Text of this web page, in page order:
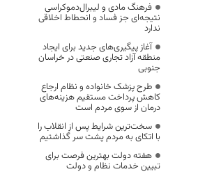
فرهنگ مادی و لیبرال‌دموکراسی
نتیجه‌ای جز فساد و انحطاط اخلاقی
ندارد
آغاز پیگیری‌های جدید برای ایجاد
منطقه آزاد تجاری صنعتی در خراسان
جنوبی
طرح پزشک خانواده و نظام ارجاع
کاهش پرداخت مستقیم هزینه‌های
درمان از سوی مردم است
سخت‌ترین شرایط پس از انقلاب را
با اتکای به مردم پشت سر گذاشتیم
هفته دولت بهترین فرصت برای
تبیین خدمات نظام و دولت